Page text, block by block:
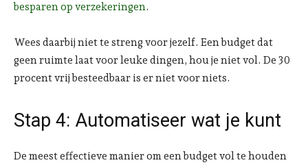
besparen op verzekeringen.
Wees daarbij niet te streng voor jezelf. Een budget dat
geen ruimte laat voor leuke dingen, hou je niet vol. De 30
procent vrij besteedbaar is er niet voor niets.
Stap 4: Automatiseer wat je kunt
De meest effectieve manier om een budget vol te houden